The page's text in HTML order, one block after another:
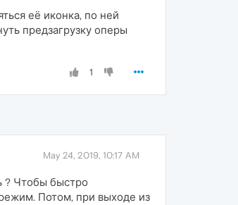
её иконка, по ней
предзагрузку оперы
1
May 24, 2019, 10:17 AM
? Чтобы быстро
Потом, при выходе из